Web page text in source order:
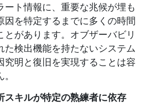
ート情報に、重要な兆候が埋も
因を特定するまでに多くの時間
とがあります。オブザーバビリ
た検出機能を持たないシステム
究明と復旧を実現することは容
スキルが特定の熟練者に依存